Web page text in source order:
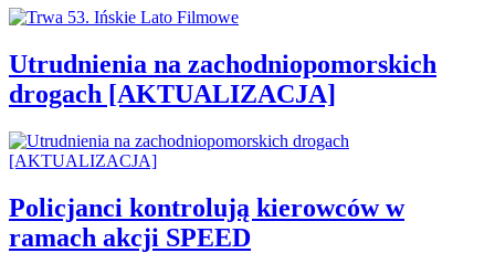
Utrudnienia na zachodniopomorskich
drogach [AKTUALIZACJA]
Policjanci kontrolują kierowców w
ramach akcji SPEED